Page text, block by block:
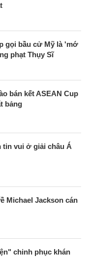
gọi bầu cử Mỹ là 'mớ
phạt Thụy Sĩ
bán kết ASEAN Cup
bảng
tin vui ở giải châu Á
Michael Jackson cán
chinh phục khán